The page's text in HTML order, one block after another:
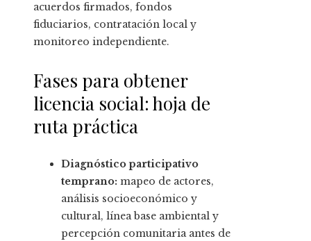
acuerdos firmados, fondos
fiduciarios, contratación local y
monitoreo independiente.
Fases para obtener
licencia social: hoja de
ruta práctica
Diagnóstico participativo
temprano: mapeo de actores,
análisis socioeconómico y
cultural, línea base ambiental y
percepción comunitaria antes de